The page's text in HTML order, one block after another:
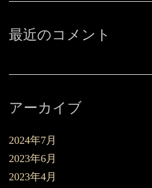
最近のコメント
アーカイブ
2024年7月
2023年6月
2023年4月